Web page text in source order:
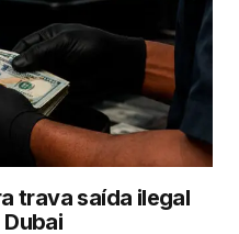
trava saída ilegal
Dubai